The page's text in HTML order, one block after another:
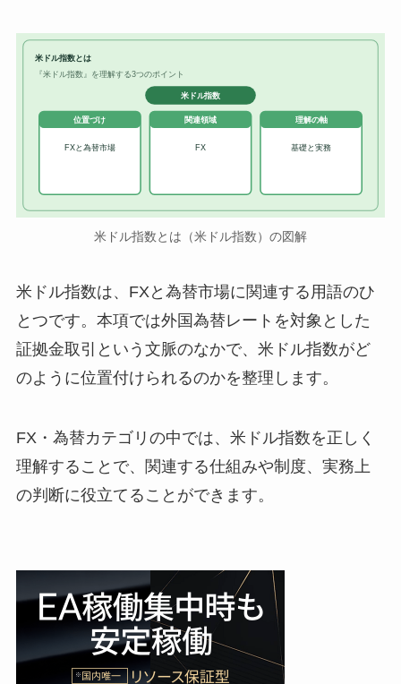
米ドル指数とは
『米ドル指数』を理解する3つのポイント
米ドル指数
位置づけ
FXと為替市場
関連領域
FX
理解の軸
基礎と実務
米ドル指数とは（米ドル指数）の図解
米ドル指数は、FXと為替市場に関連する用語のひ
とつです。本項では外国為替レートを対象とした
証拠金取引という文脈のなかで、米ドル指数がど
のように位置付けられるのかを整理します。
FX・為替カテゴリの中では、米ドル指数を正しく
理解することで、関連する仕組みや制度、実務上
の判断に役立てることができます。